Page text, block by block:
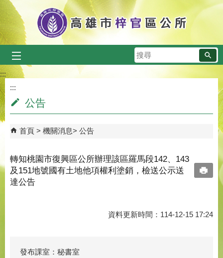
跳到主要內容區塊
搜
尋
:::
:::
公告
首頁 機關消息 公告
轉知桃園市復興區公所辦理該區羅馬段142、143
及151地號國有土地他項權利塗銷，檢送公示送
達公告
資料更新時間：114-12-15 17:24
發布課室：秘書室